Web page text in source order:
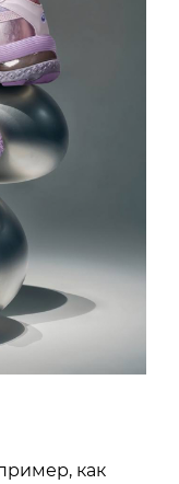
как